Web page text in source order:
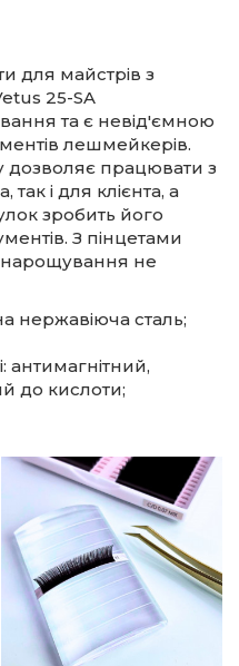
для майстрів з
25-SA
та є невід'ємною
лешмейкерів.
працювати з
і для клієнта, а
зробить його
З пінцетами
нарощування не
нержавіюча сталь;
антимагнітний,
до кислоти;